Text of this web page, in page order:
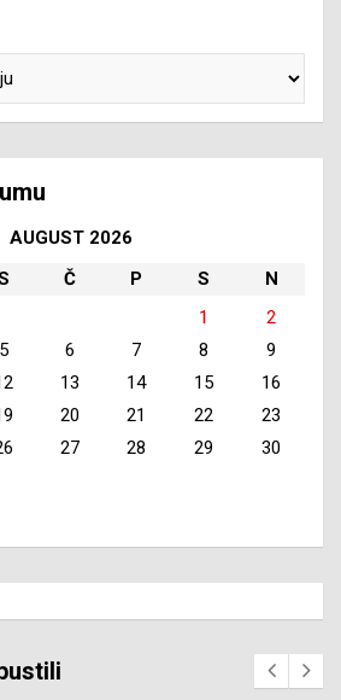
AUGUST 2026
Č P S
N
1
2
5 6 7 8
9
13 14 15
16
20 21 22
23
27 28 29
30